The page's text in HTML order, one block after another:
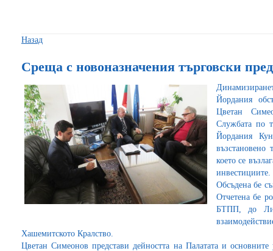
Назад
Среща с новоназначения търговски
Йордания
Цветан
Службата по
Йордания
възстановено
което се
инвестициите.
Обсъдена бе
Отчетена бе
БТПП, до
Хашемитското Кралство.
Цветан Симеонов представи дейността на Палатата и